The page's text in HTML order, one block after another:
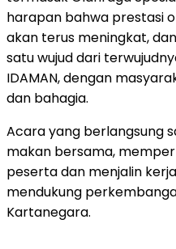
harapan bahwa prestasi
akan terus meningkat,
satu wujud dari
IDAMAN, dengan
dan bahagia.
Acara yang berlangsung
makan bersama,
peserta dan menjalin
mendukung
Kartanegara.